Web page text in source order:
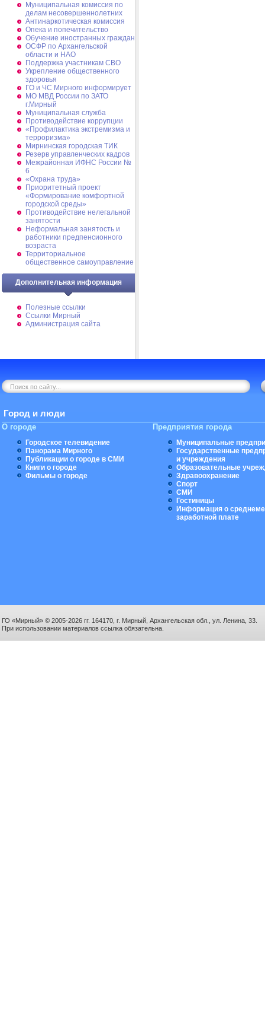
Муниципальная комиссия по
делам несовершеннолетних
Антинаркотическая комиссия
Опека и попечительство
Обучение иностранных граждан
ОСФР по Архангельской
области и НАО
Поддержка участникам СВО
Укрепление общественного
здоровья
ГО и ЧС Мирного информирует
МО МВД России по ЗАТО
г.Мирный
Муниципальная cлужба
Противодействие коррупции
«Профилактика экстремизма и
терроризма»
Мирнинская городская ТИК
Резерв управленческих кадров
Межрайонная ИФНС России №
6
«Охрана труда»
Приоритетный проект
«Формирование комфортной
городской среды»
Противодействие нелегальной
занятости
Неформальная занятость и
работники предпенсионного
возраста
Территориальное
общественное самоуправление
Дополнительная информация
Полезные ссылки
Ссылки Мирный
Администрация сайта
Город и люди
О городе
Городское телевидение
Панорама Мирного
Публикации о городе в СМИ
Книги о городе
Фильмы о городе
Предприятия города
Муниципальные
Государственные
и учреждения
Образовательные
Здравоохранение
Спорт
СМИ
Гостиницы
Информация о
заработной плате
ГО «Мирный» © 2005-2026 гг. 164170, г. Мирный, Архангельская обл., ул. Ленина, 33.
При использовании материалов ссылка обязательна.